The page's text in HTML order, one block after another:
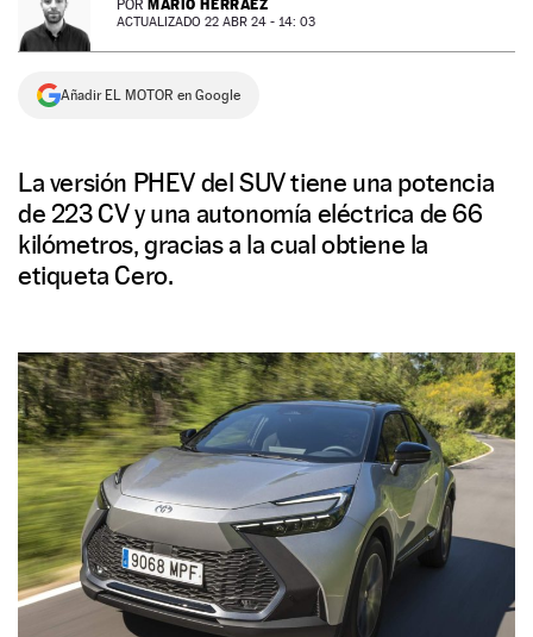
NEWSLETTER
SÍGUENOS
POR MARIO HERRÁEZ
ACTUALIZADO 22 ABR 24 - 14: 03
Añadir EL MOTOR en Google
La versión PHEV del SUV tiene una potencia
de 223 CV y una autonomía eléctrica de 66
kilómetros, gracias a la cual obtiene la
etiqueta Cero.